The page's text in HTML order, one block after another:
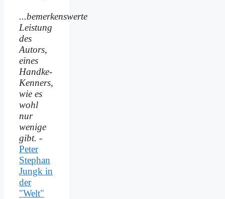
...bemerkenswerte
Leistung
des
Autors,
eines
Handke-
Kenners,
wie es
wohl
nur
wenige
gibt. -
Peter
Stephan
Jungk in
der
"Welt"